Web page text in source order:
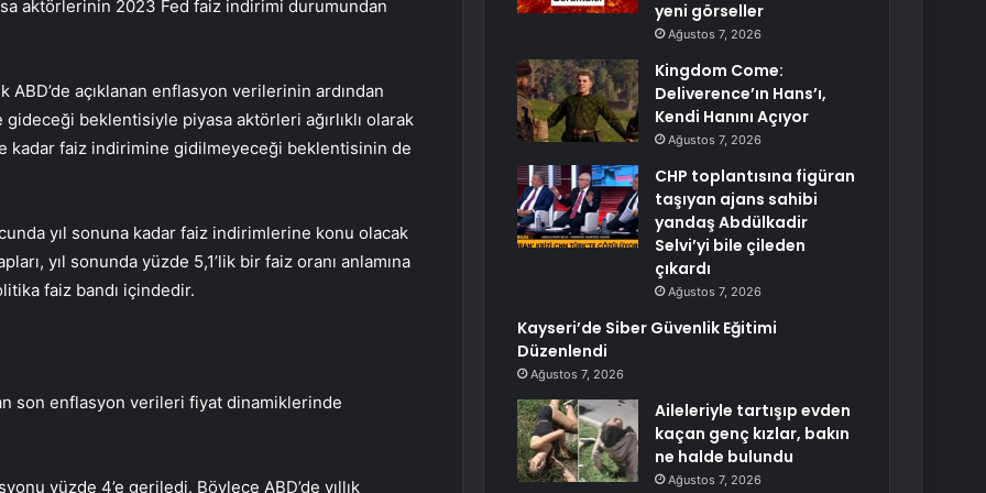
aktörlerinin 2023 Fed faiz indirimi durumundan
açıklanan enflasyon verilerinin ardından
beklentisiyle piyasa aktörleri ağırlıklı olarak
kadar faiz indirimine gidilmeyeceği beklentisinin de
yıl sonuna kadar faiz indirimlerine konu olacak
yıl sonunda yüzde 5,1’lik bir faiz oranı anlamına
faiz bandı içindedir.
son enflasyon verileri fiyat dinamiklerinde
yüzde 4’e geriledi. Böylece ABD’de yıllık
yeni görseller
Ağustos 7, 2026
Kingdom Come:
Deliverence’ın Hans’ı,
Kendi Hanını Açıyor
Ağustos 7, 2026
CHP toplantısına figüran
taşıyan ajans sahibi
yandaş Abdülkadir
Selvi’yi bile çileden
çıkardı
Ağustos 7, 2026
Kayseri’de Siber Güvenlik Eğitimi
Düzenlendi
Ağustos 7, 2026
Aileleriyle tartışıp evden
kaçan genç kızlar, bakın
ne halde bulundu
Ağustos 7, 2026